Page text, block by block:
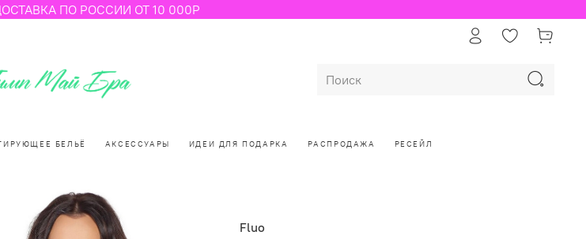
ПО РОССИИ ОТ 10 000Р
БЕЛЬЁ АКСЕССУАРЫ ИДЕИ ДЛЯ ПОДАРКА РАСПРОДАЖА РЕСЕЙЛ
Fluo